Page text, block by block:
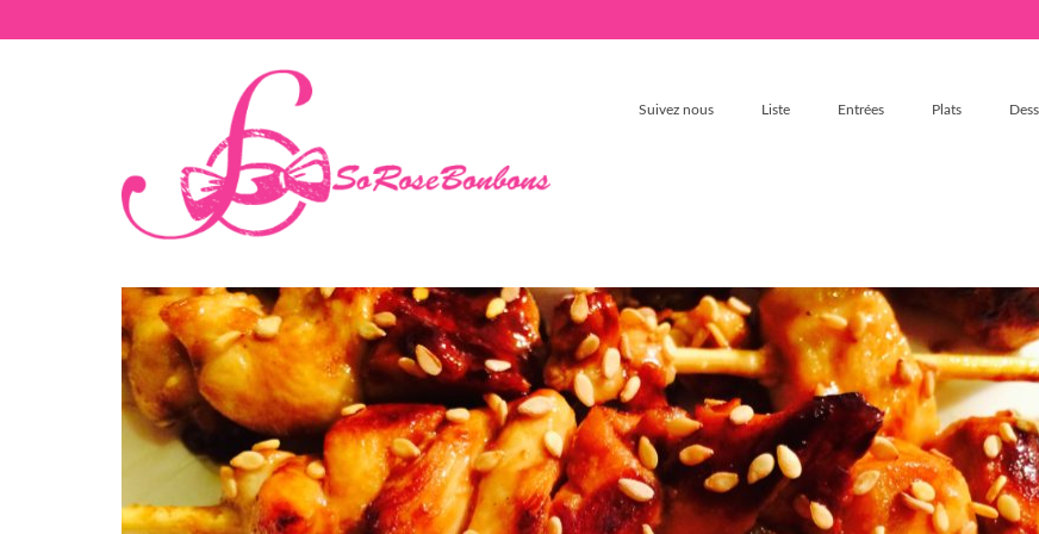
Suivez nous Liste Entrées Plats